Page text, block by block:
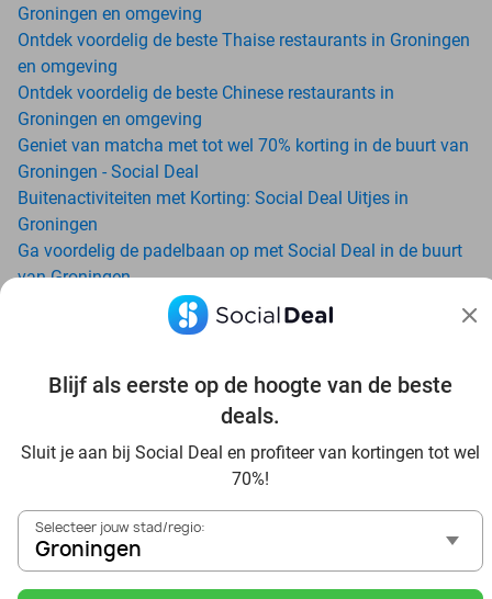
Blijf als eerste op de hoogte van de beste
deals.
Sluit je aan bij Social Deal en profiteer van kortingen tot wel
70%!
Selecteer jouw stad/regio:
Groningen
Groningen en omgeving
Ontdek voordelig de beste Thaise restaurants in Groningen
en omgeving
Ontdek voordelig de beste Chinese restaurants in
Groningen en omgeving
Geniet van matcha met tot wel 70% korting in de buurt van
Groningen - Social Deal
Buitenactiviteiten met Korting: Social Deal Uitjes in
Groningen
Ga voordelig de padelbaan op met Social Deal in de buurt
van Groningen
Geniet van je vakantie in Groningen in Nederland met
Ervaar de kwaliteit van het Van der Valk hotel in Groningen
Groningen
Ervaar de warme sfeer van het Douwe Egberts Café
Met hoge korting naar de zonnebank in Groningen
Skiën met korting in Groningen? Ontdek de leukste
skihallen en indoor skibanen
Schaatsen in Groningen en omgeving